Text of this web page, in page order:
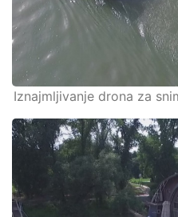
Iznajmljivanje drona za